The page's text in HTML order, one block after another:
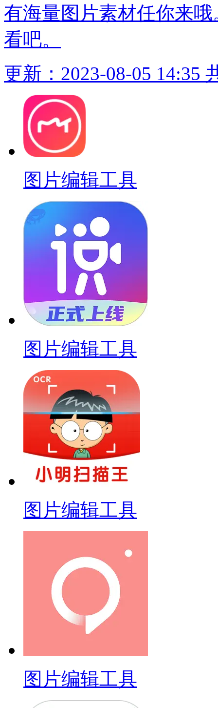
有海量图片素材任你来
看吧。
更新：2023-08-05 14:35
图片编辑工具
图片编辑工具
图片编辑工具
图片编辑工具